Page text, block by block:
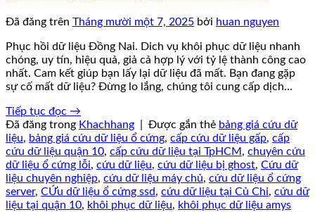
Đã đăng trên Tháng mười một 7, 2025 bởi huan nguyen
Phục hồi dữ liệu Đồng Nai. Dich vụ khôi phục dữ liệu nhanh
chóng, uy tín, hiệu quả, giả cả hợp lý với tỷ lệ thành công cao
nhất. Cam kết giúp bạn lấy lại dữ liệu đã mất. Bạn đang gặp
sự cố mất dữ liệu? Đừng lo lắng, chúng tôi cung cấp dịch…
Tiếp tục đọc →
Đã đăng trong Khachhang Được gắn thẻ bảng giá cứu dữ
liệu, bảng giá cứu dữ liệu ổ cứng, cấp cứu dữ liệu gấp, cấp
cứu dữ liệu quận 10, cấp cứu dữ liệu tại TpHCM , chuyên cứu
dữ liệu ổ cứng lỗi, cứu dữ liệu, cứu dữ liệu bị ghost, Cứu dữ
liệu chuyên nghiệp, cứu dữ liệu máy chủ, cứu dữ liệu ổ cứng
server, CỨu dữ liệu ổ cứng ssd, cứu dữ liệu tại Củ Chi, cứu dữ
liệu tại quận 10, khôi phục dữ liệu, khôi phục dữ liệu amys